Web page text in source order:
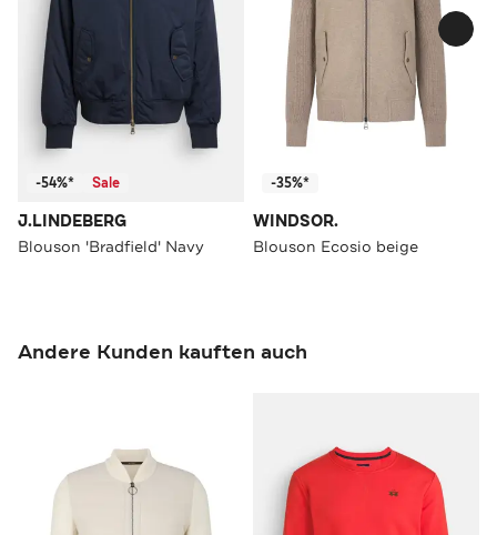
-54%* Sale
J.LINDEBERG
Blouson 'Bradfield' Navy
-35%*
WINDSOR.
Blouson Ecosio beige
Andere Kunden kauften auch